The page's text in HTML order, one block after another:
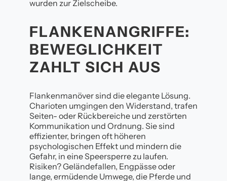
wurden zur Zielscheibe.
FLANKENANGRIFFE:
BEWEGLICHKEIT
ZAHLT SICH AUS
Flankenmanöver sind die elegante Lösung.
Charioten umgingen den Widerstand, trafen
Seiten- oder Rückbereiche und zerstörten
Kommunikation und Ordnung. Sie sind
effizienter, bringen oft höheren
psychologischen Effekt und mindern die
Gefahr, in eine Speersperre zu laufen.
Risiken? Geländefallen, Engpässe oder
lange, ermüdende Umwege, die Pferde und